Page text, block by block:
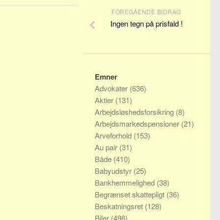
FOREGÅENDE BIDRAG
Ingen tegn på prisfald !
Emner
Advokater (636)
Aktier (131)
Arbejdsløshedsforsikring (8)
Arbejdsmarkedspensioner (21)
Arveforhold (153)
Au pair (31)
Både (410)
Babyudstyr (25)
Bankhemmelighed (38)
Begrænset skattepligt (36)
Beskatningsret (128)
Biler (498)